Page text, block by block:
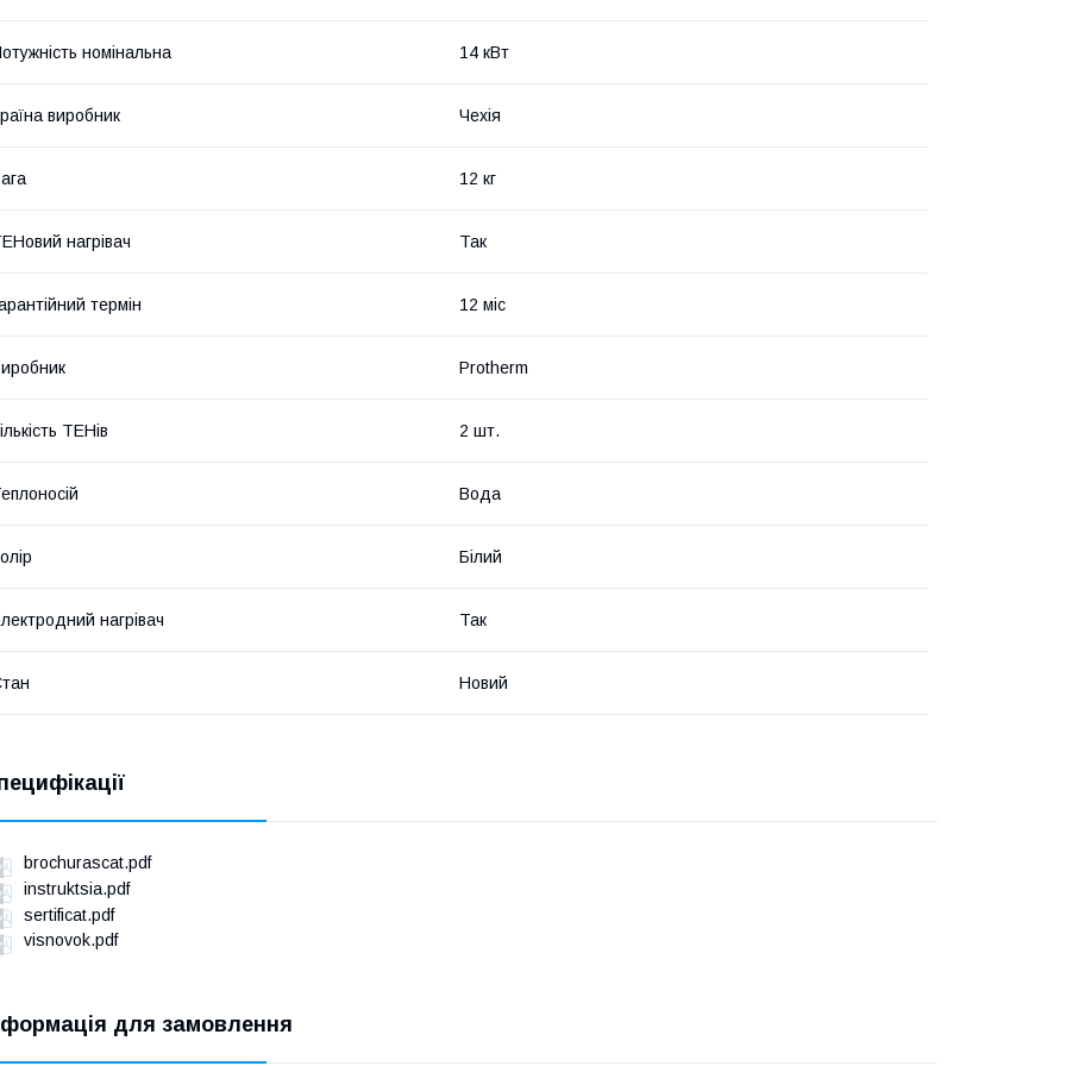
номінальна 14 кВт
виробник Чехія
12 кг
нагрівач Так
термін 12 міс
Protherm
ТЕНів 2 шт.
Вода
Білий
нагрівач Так
Новий
brochurascat.pdf
instruktsia.pdf
sertificat.pdf
visnovok.pdf
для замовлення